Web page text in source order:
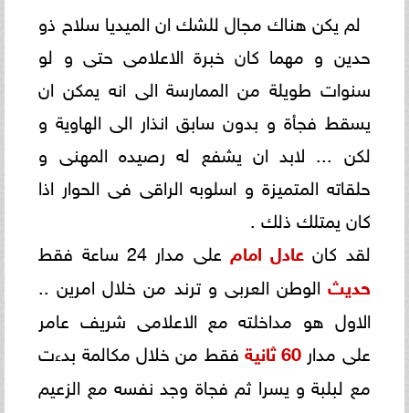
لم يكن هناك مجال للشك ان الميديا سلاح ذو
حدين و مهما كان خبرة الاعلامى حتى و لو
سنوات طويلة من الممارسة الى انه يمكن ان
يسقط فجأة و بدون سابق انذار الى الهاوية و
لكن ... لابد ان يشفع له رصيده المهنى و
حلقاته المتميزة و اسلوبه الراقى فى الحوار اذا
كان يمتلك ذلك .
لقد كان عادل امام على مدار 24 ساعة فقط
حديث الوطن العربى و ترند من خلال امرين ..
الاول هو مداخلته مع الاعلامى شريف عامر
على مدار 60 ثانية
فقط من خلال مكالمة بدءت
مع لبلبة و يسرا ثم فجاة وجد نفسه مع الزعيم